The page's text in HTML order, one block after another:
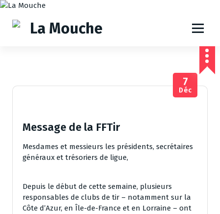
A
7
Déc
Message de la FFTir
Mesdames et messieurs les présidents, secrétaires
généraux et trésoriers de ligue,
Depuis le début de cette semaine, plusieurs
responsables de clubs de tir – notamment sur la
Côte d’Azur, en Île-de-France et en Lorraine – ont